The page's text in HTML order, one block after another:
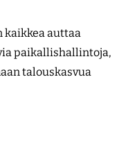
kaikkea auttaa
paikallishallintoja,
talouskasvua